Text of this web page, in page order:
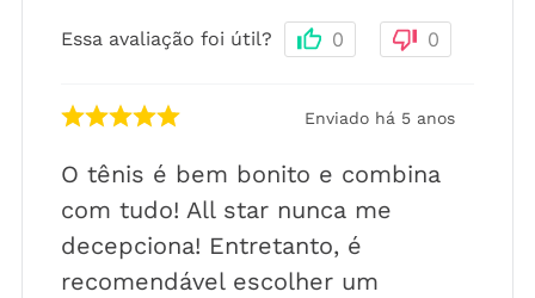
Essa avaliação foi útil? 0 0
Enviado há 5 anos
O tênis é bem bonito e combina
com tudo! All star nunca me
decepciona! Entretanto, é
recomendável escolher um